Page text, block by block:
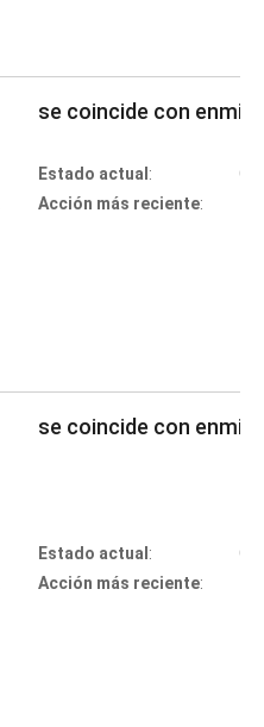
se coincide con
Estado actual :
Acción más reciente:
se coincide con
Estado actual :
Acción más reciente: